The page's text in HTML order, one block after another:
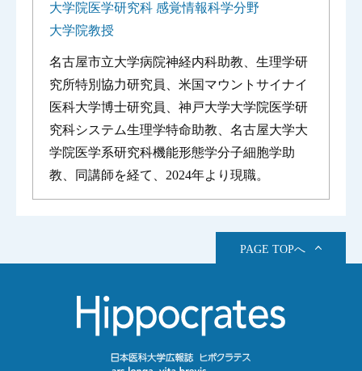
大学院医学研究科 感覚情報科学分野
大学院教授
名古屋市立大学病院神経内科助教、生理学研
究所特別協力研究員、米国マウントサイナイ
医科大学博士研究員、神戸大学大学院医学研
究科システム生理学特命助教、名古屋大学大
学院医学系研究科機能形態学分子細胞学助
教、同講師を経て、2024年より現職。
PAGE TOPへ